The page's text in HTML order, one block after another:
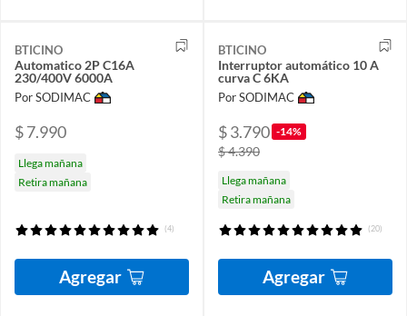
BTICINO
Automatico 2P C16A
230/400V 6000A
Por SODIMAC
$ 7.990
Llega mañana
Retira mañana
(4)
Agregar
BTICINO
Interruptor automático 10 A
curva C 6KA
Por SODIMAC
$ 3.790 -14%
$ 4.390
Llega mañana
Retira mañana
(20)
Agregar